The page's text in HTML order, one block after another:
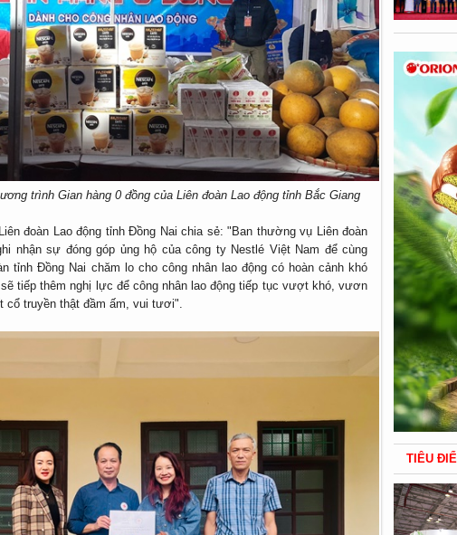
trình Gian hàng 0 đồng của Liên đoàn Lao động tỉnh Bắc Giang
đoàn Lao động tỉnh Đồng Nai chia sẻ: "Ban thường vụ Liên đoàn
nhận sự đóng góp ủng hộ của công ty Nestlé Việt Nam để cùng
tỉnh Đồng Nai chăm lo cho công nhân lao động có hoàn cảnh khó
tiếp thêm nghị lực để công nhân lao động tiếp tục vượt khó, vươn
cổ truyền thật đầm ấm, vui tươi".
TIÊU